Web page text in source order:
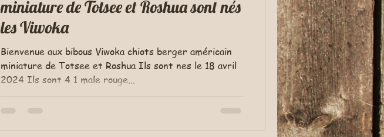
miniature de Totsee et Roshua sont nés
les Viwoka
Bienvenue aux bibous Viwoka chiots berger américain
miniature de Totsee et Roshua Ils sont nes le 18 avril
2024 Ils sont 4 1 male rouge...